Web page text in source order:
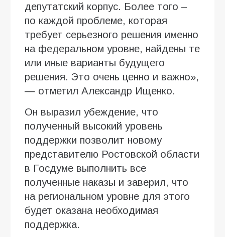
депутатский корпус. Более того –
по каждой проблеме, которая
требует серьезного решения именно
на федеральном уровне, найдены те
или иные варианты будущего
решения. Это очень ценно и важно»,
— отметил Александр Ищенко.
Он выразил убеждение, что
полученный высокий уровень
поддержки позволит новому
представителю Ростовской области
в Госдуме выполнить все
полученные наказы и заверил, что
на региональном уровне для этого
будет оказана необходимая
поддержка.